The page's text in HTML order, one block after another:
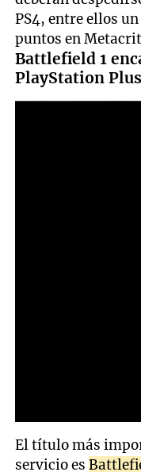
PS4, entre ellos
puntos en
Battlefield 1
PlayStation Plus
El título más
servicio es